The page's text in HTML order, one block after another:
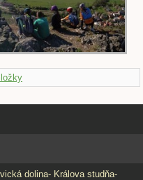
dolina- Králova studňa-